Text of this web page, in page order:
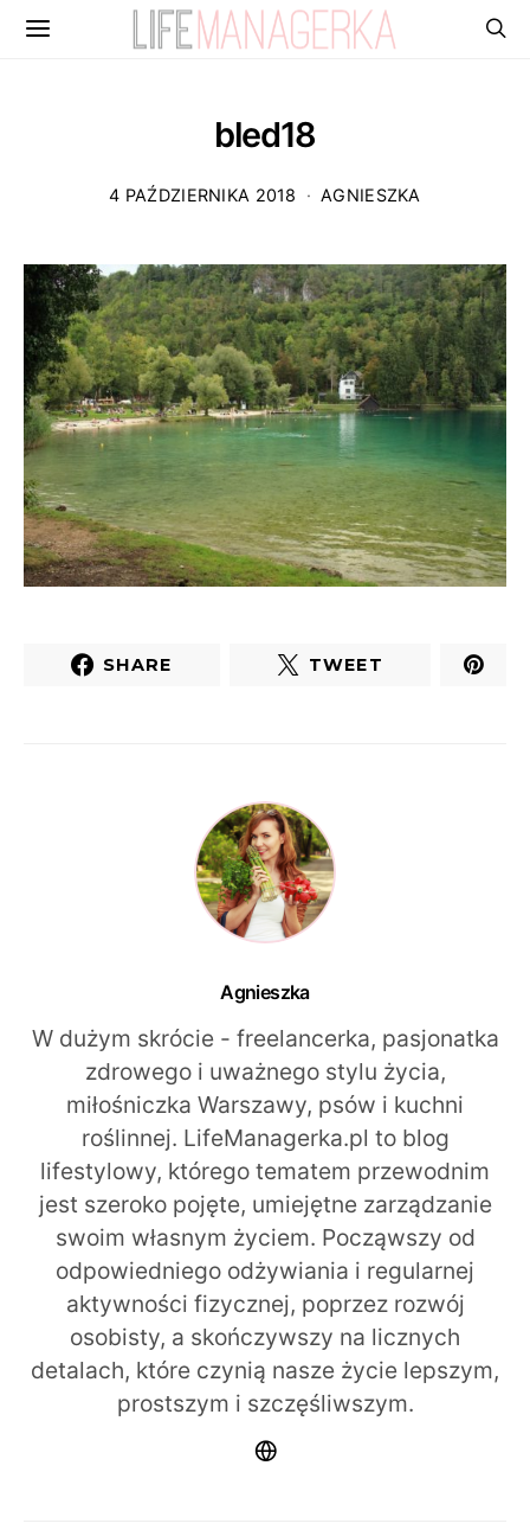
bled18
4 PAŹDZIERNIKA 2018 AGNIESZKA
SHARE TWEET
Agnieszka
W dużym skrócie - freelancerka, pasjonatka
zdrowego i uważnego stylu życia,
miłośniczka Warszawy, psów i kuchni
roślinnej. LifeManagerka.pl to blog
lifestylowy, którego tematem przewodnim
jest szeroko pojęte, umiejętne zarządzanie
swoim własnym życiem. Począwszy od
odpowiedniego odżywiania i regularnej
aktywności fizycznej, poprzez rozwój
osobisty, a skończywszy na licznych
detalach, które czynią nasze życie lepszym,
prostszym i szczęśliwszym.